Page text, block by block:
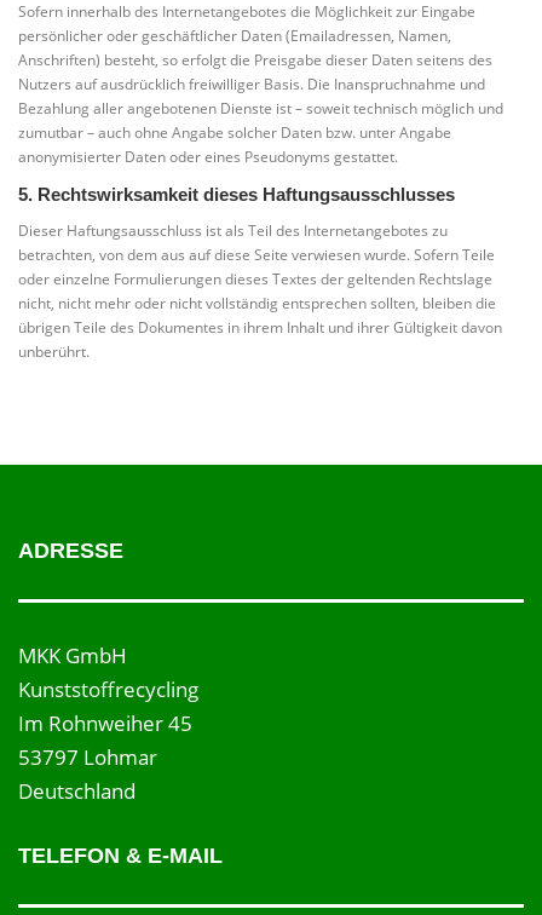
Sofern innerhalb des Internetangebotes die Möglichkeit zur Eingabe
persönlicher oder geschäftlicher Daten (Emailadressen, Namen,
Anschriften) besteht, so erfolgt die Preisgabe dieser Daten seitens des
Nutzers auf ausdrücklich freiwilliger Basis. Die Inanspruchnahme und
Bezahlung aller angebotenen Dienste ist – soweit technisch möglich und
zumutbar – auch ohne Angabe solcher Daten bzw. unter Angabe
anonymisierter Daten oder eines Pseudonyms gestattet.
5. Rechtswirksamkeit dieses Haftungsausschlusses
Dieser Haftungsausschluss ist als Teil des Internetangebotes zu
betrachten, von dem aus auf diese Seite verwiesen wurde. Sofern Teile
oder einzelne Formulierungen dieses Textes der geltenden Rechtslage
nicht, nicht mehr oder nicht vollständig entsprechen sollten, bleiben die
übrigen Teile des Dokumentes in ihrem Inhalt und ihrer Gültigkeit davon
unberührt.
ADRESSE
MKK GmbH
Kunststoffrecycling
Im Rohnweiher 45
53797 Lohmar
Deutschland
TELEFON & E-MAIL